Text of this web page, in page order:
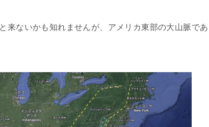
来ないかも知れませんが、アメリカ東部の大山脈で